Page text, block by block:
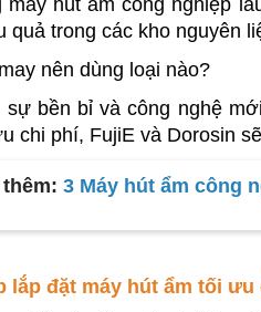
máy hút ẩm công nghiệp
quả trong các kho nguyên
nên dùng loại nào?
sự bền bỉ và công nghệ
chi phí, FujiE và Dorosin
3 Máy hút ẩm công
lắp đặt máy hút ẩm tối